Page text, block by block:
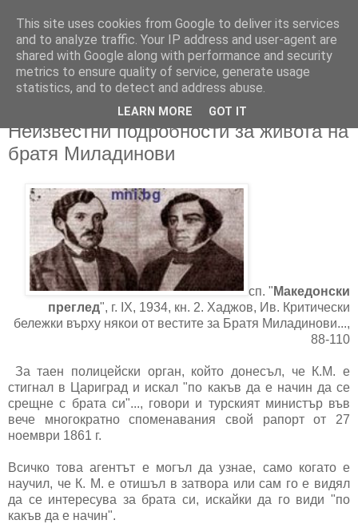
Неизвестни подробности за живота на
братя Миладинови
сп. " Македонски
преглед", г. IX, 1934, кн. 2. Хаджов, Ив. Критически
бележки върху някои от вестите за Братя Миладинови...,
88-110
За таен полицейски орган, който донесъл, че К.М. е
стигнал в Цариград и искал "по какъв да е начин да се
срещне с брата си"..., говори и турският министър във
вече многократно споменавания свой рапорт от 27
ноември 1861 г.
Всичко това агентът е могъл да узнае, само когато е
научил, че К. М. е отишъл в затвора или сам го е видял
да се интересува за брата си, искайки да го види "по
какъв да е начин".
This site uses cookies from Google to deliver its services
and to analyze traffic. Your IP address and user-agent are
shared with Google along with performance and security
metrics to ensure quality of service, generate usage
statistics, and to detect and address abuse.
LEARN MORE GOT IT